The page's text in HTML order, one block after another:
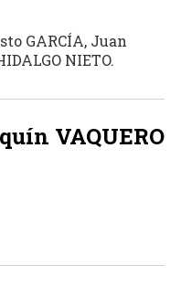
GARCÍA, Juan
NIETO.
VAQUERO